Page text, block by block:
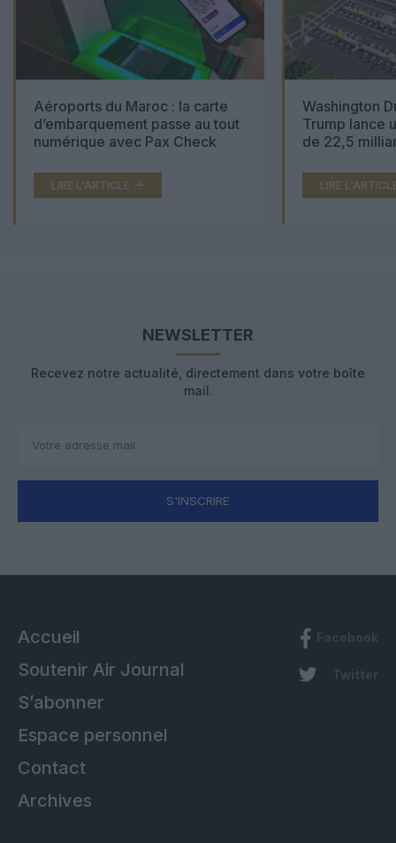
Aéroports du Maroc : la carte
d’embarquement passe au tout
numérique avec Pax Check
LIRE L'ARTICLE
Washington
Trump lance
de 22,5
LIRE
NEWSLETTER
Recevez notre actualité, directement dans votre boîte
mail.
S'INSCRIRE
Accueil
Soutenir Air Journal
S’abonner
Espace personnel
Contact
Archives